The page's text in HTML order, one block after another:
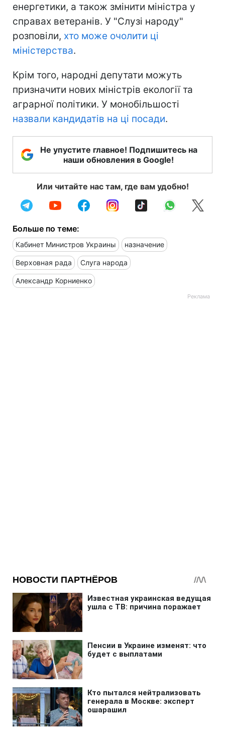
енергетики, а також змінити міністра у
справах ветеранів. У "Слузі народу"
розповіли, хто може очолити ці
міністерства.
Крім того, народні депутати можуть
призначити нових міністрів екології та
аграрної політики. У монобільшості
назвали кандидатів на ці посади.
Не упустите главное! Подпишитесь на
наши обновления в Google!
Или читайте нас там, где вам удобно!
Больше по теме:
Кабинет Министров Украины назначение
Верховная рада Слуга народа
Александр Корниенко